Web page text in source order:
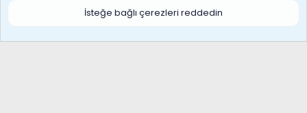
İsteğe bağlı çerezleri reddedin